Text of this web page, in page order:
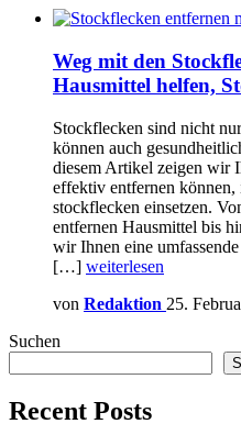
Weg mit den
Hausmittel helfen,
Stockflecken sind nicht
können auch
diesem Artikel zeigen wir
effektiv entfernen können,
stockflecken einsetzen.
entfernen Hausmittel bis
wir Ihnen eine
[…] weiterlesen
von Redaktion 25.
Suchen
Recent Posts